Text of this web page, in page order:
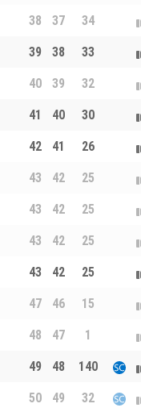
38 37 34
39 38 33
40 39 32
41 40 30
42 41 26
43 42 25
43 42 25
43 42 25
43 42 25
47 46 15
48 47 1
49 48 140
50 49 32